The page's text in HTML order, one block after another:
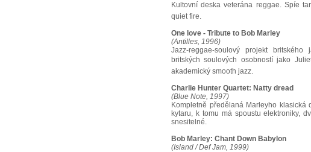
Kultovní deska veterána reggae. Spíe
quiet fire.
One love - Tribute to Bob Marley
(Antilles, 1996)
Jazz-reggae-soulový projekt
britských soulových osobností jako
akademický smooth jazz.
Charlie Hunter Quartet: Natty dread
(Blue Note, 1997)
Kompletně předělaná Marleyho
kytaru, k tomu má spoustu elektroniky,
snesitelné.
Bob Marley: Chant Down Babylon
(Island / Def Jam, 1999)